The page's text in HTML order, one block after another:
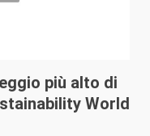
più alto di
World